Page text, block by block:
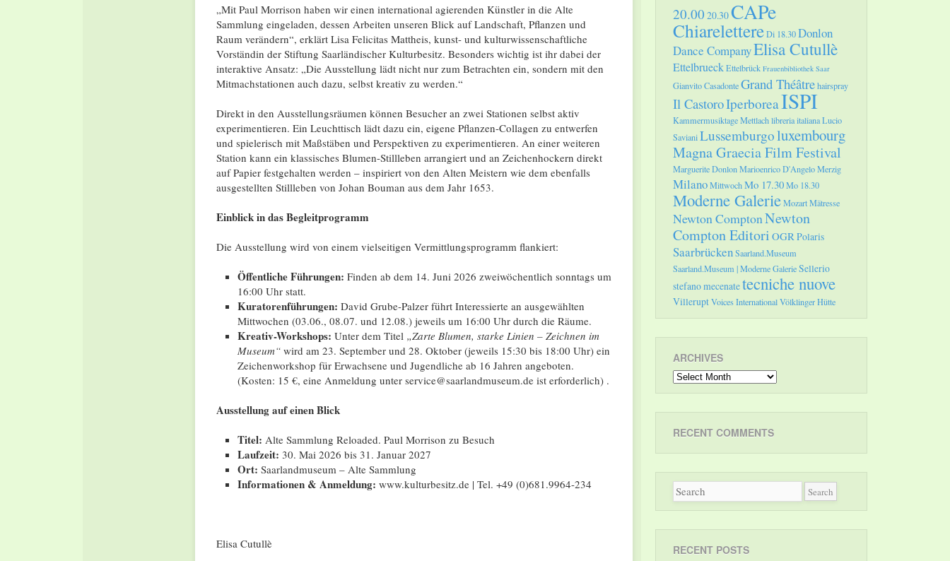
„Mit Paul Morrison haben wir einen international agierenden Künstler in die Alte
Sammlung eingeladen, dessen Arbeiten unseren Blick auf Landschaft, Pflanzen und
Raum verändern“, erklärt Lisa Felicitas Mattheis, kunst- und kulturwissenschaftliche
Vorständin der Stiftung Saarländischer Kulturbesitz. Besonders wichtig ist ihr dabei der
interaktive Ansatz: „Die Ausstellung lädt nicht nur zum Betrachten ein, sondern mit den
Mitmachstationen auch dazu, selbst kreativ zu werden.“
Direkt in den Ausstellungsräumen können Besucher an zwei Stationen selbst aktiv
experimentieren. Ein Leuchttisch lädt dazu ein, eigene Pflanzen-Collagen zu entwerfen
und spielerisch mit Maßstäben und Perspektiven zu experimentieren. An einer weiteren
Station kann ein klassisches Blumen-Stillleben arrangiert und an Zeichenhockern direkt
auf Papier festgehalten werden – inspiriert von den Alten Meistern wie dem ebenfalls
ausgestellten Stillleben von Johan Bouman aus dem Jahr 1653.
Einblick in das Begleitprogramm
Die Ausstellung wird von einem vielseitigen Vermittlungsprogramm flankiert:
Öffentliche Führungen: Finden ab dem 14. Juni 2026 zweiwöchentlich sonntags um
16:00 Uhr statt.
Kuratorenführungen: David Grube-Palzer führt Interessierte an ausgewählten
Mittwochen (03.06., 08.07. und 12.08.) jeweils um 16:00 Uhr durch die Räume.
Kreativ-Workshops: Unter dem Titel „Zarte Blumen, starke Linien – Zeichnen im
Museum“wird am 23. September und 28. Oktober (jeweils 15:30 bis 18:00 Uhr) ein
Zeichenworkshop für Erwachsene und Jugendliche ab 16 Jahren angeboten.
(Kosten: 15 €, eine Anmeldung unter service@saarlandmuseum.de ist erforderlich) .
Ausstellung auf einen Blick
Titel: Alte Sammlung Reloaded. Paul Morrison zu Besuch
Laufzeit: 30. Mai 2026 bis 31. Januar 2027
Ort: Saarlandmuseum – Alte Sammlung
Informationen & Anmeldung: www.kulturbesitz.de | Tel. +49 (0)681.9964-234
Elisa Cutullè
20.00 20.30CAPe
ChiarelettereDi 18.30Donlon
Dance CompanyElisa Cutullè
EttelbrueckEttelbrück Frauenbibliothek Saar
Gianvito CasadonteGrand Théâtrehairspray
Il CastoroIperboreaISPI
Kammermusiktage Mettlachlibreria italianaLucio
SavianiLussemburgoluxembourg
Magna Graecia Film Festival
Marguerite DonlonMarioenrico D'AngeloMerzig
MilanoMittwochMo 17.30Mo 18.30
Moderne GalerieMozartMätresse
Newton ComptonNewton
Compton Editori OGRPolaris
SaarbrückenSaarland.Museum
Saarland.Museum | Moderne GalerieSellerio
stefano mecenatetecniche nuove
VilleruptVoices InternationalVölklinger Hütte
ARCHIVES
Archives
RECENT COMMENTS
RECENT POSTS